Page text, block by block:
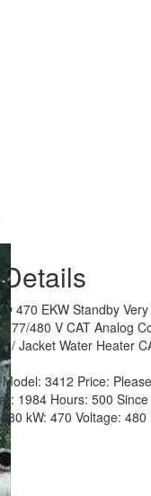
470 EKW Standby
480 V CAT Analog
/ Jacket Water Heater
Model: 3412 Price:
1984 Hours: 500
580 kW: 470 Voltage: 480